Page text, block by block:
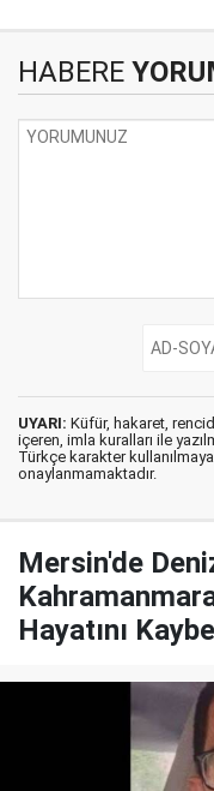
HABERE
UYARI: Küfür, hakaret,
içeren, imla kuralları ile
Türkçe karakter
onaylanmamaktadır.
Mersin'de
Hayatını